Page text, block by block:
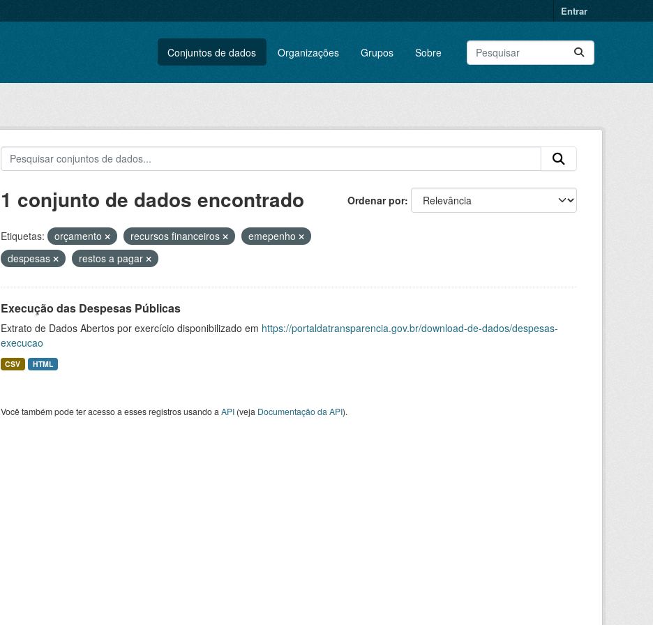
Entrar
Conjuntos de dados Organizações Grupos Sobre
Ordenar por
1 conjunto de dados encontrado
Etiquetas: orçamento recursos financeiros
emepenho
despesas
restos a pagar
Execução das Despesas Públicas
Extrato de Dados Abertos por exercício disponibilizado em https://portaldatransparencia.gov.br/download-de-dados/despesas-
execucao
CSV HTML
Você também pode ter acesso a esses registros usando a API(veja Documentação da API).